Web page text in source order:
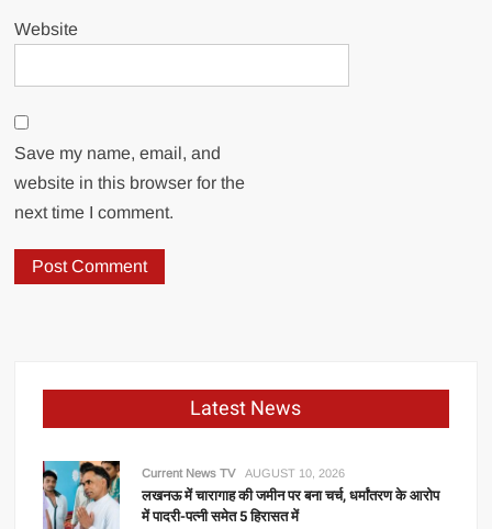
Website
Save my name, email, and
website in this browser for the
next time I comment.
Latest News
Current News TV AUGUST 10, 2026
लखनऊ में चारागाह की जमीन पर बना चर्च, धर्मांतरण के आरोप
में पादरी-पत्नी समेत 5 हिरासत में